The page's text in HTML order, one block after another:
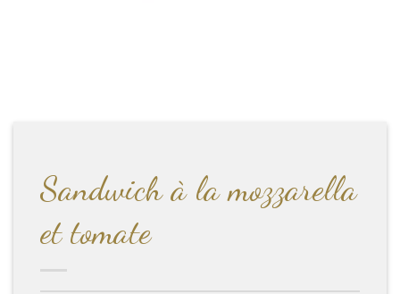
Sandwich à la mozzarella
et tomate